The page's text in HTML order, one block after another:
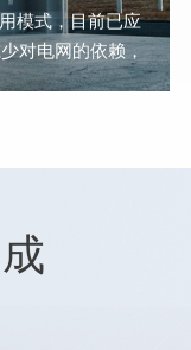
模式，目前已应
对电网的依赖，
没有阳光也可以